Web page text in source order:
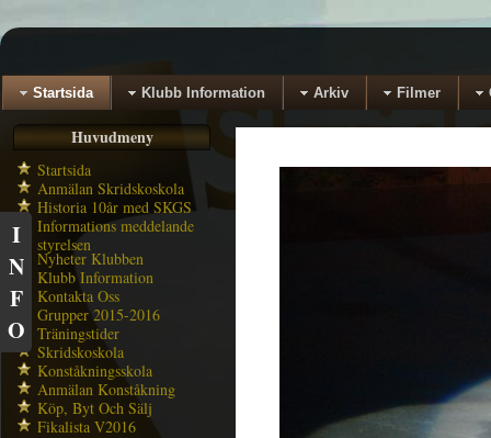
Startsida Klubb Information Arkiv Filmer
Huvudmeny
Startsida
Anmälan Skridskoskola
Historia 10år med SKGS
Informations meddelande
styrelsen
Nyheter Klubben
Klubb Information
Kontakta Oss
Grupper 2015-2016
Träningstider
Skridskoskola
Konståkningsskola
Anmälan Konståkning
Köp, Byt Och Sälj
Fikalista V2016
I
N
F
O